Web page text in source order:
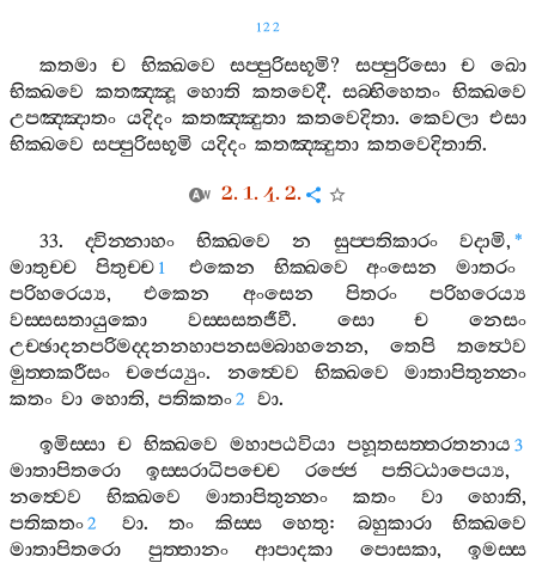
122
කතමා ච භික‍්ඛවෙ සප‍්පුරිසභූමි? සප‍්පුරිසො ච
ඛො
භික‍්ඛවෙ කතඤ‍්ඤූ හොති කතවෙදී.සබ‍්භිහෙතං භික‍්ඛවෙ
උපඤ‍්ඤාතං යදිදං කතඤ‍්ඤුතා කතවෙදිතා.කෙවලා එසා
භික‍්ඛවෙ සප‍්පුරිසභූමි යදිදං කතඤ‍්ඤුතා කතවෙදිතාති.
2. 1. 4. 2.
33. ද‍්වින‍්නාහං භික‍්ඛවෙ න සුප‍්පතිකාරං වදාමි, *
මාතුච‍්ච පිතුච‍්ච 1 එකෙන භික‍්ඛවෙ අංසෙන
මාතරං
පරිහරෙය්‍ය,එකෙන අංසෙන පිතරං
පරිහරෙය්‍ය
වස‍්සසතායුකො
වස‍්සසතජීවී. සො ච
නෙසං
උච‍්ඡාදනපරිමද‍්දනනහාපනසම‍්බාහනෙන, තෙපි
තත්‍ථෙව
මුත‍්තකරීසං
චජෙය්‍යුං. නත්‍වෙව භික‍්ඛවෙ
මාතාපිතුන‍්නං
කතං වා හොති, පතිකතං2 වා.
ඉමිස‍්සා ච භික‍්ඛවෙ මහාපඨවියා පහූතසත‍්තරතනාය 3
මාතාපිතරො ඉස‍්සරාධිපච‍්චෙ රජ‍්ජෙ පතිට‍්ඨාපෙය්‍ය,
නත්‍වෙව
භික‍්ඛවෙ මාතාපිතුන‍්නං කතං වා හොති,
පතිකතං2 වා. තං කිස‍්ස හෙතු: බහුකාරා
භික‍්ඛවෙ
මාතාපිතරො
පුත‍්තානං ආපාදකා පොසකා, ඉමස‍්ස